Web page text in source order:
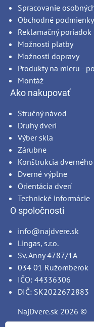
Spracovanie
Obchodné podmienky
Reklamačný poriadok
Možnosti platby
Možnosti dopravy
Produkty na mieru -
Montáž
Ako nakupovať
Stručný návod
Druhy dverí
Výber skla
Zárubne
Konštrukcia
Dverné výplne
Orientácia dverí
Technické informácie
O spoločnosti
info@najdvere.sk
Lingas, s.r.o.
Sv. Anny 4787/1A
034 01 Ružomberok
IČO: 44336306
DIČ: SK2022672883
NajDvere.sk 2026 ©